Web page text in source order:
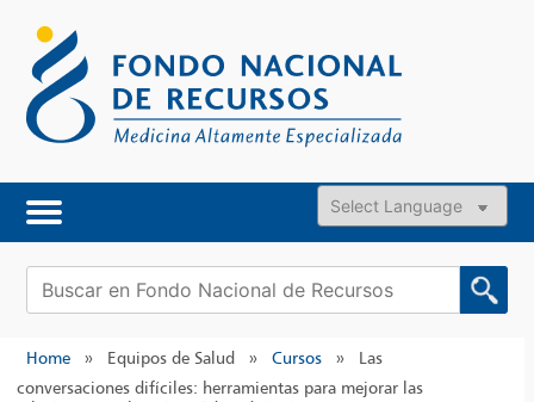
content
Powered by
Buscar:
Home » Equipos de Salud » Cursos »
Las
conversaciones difíciles: herramientas para mejorar las